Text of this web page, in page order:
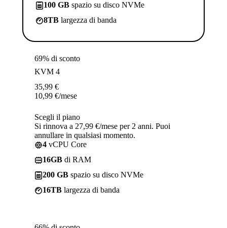
100 GB spazio su disco NVMe
8TB largezza di banda
69% di sconto
KVM 4
35,99 €
10,99 €/mese
Scegli il piano
Si rinnova a 27,99 €/mese per 2 anni. Puoi
annullare in qualsiasi momento.
4 vCPU Core
16GB di RAM
200 GB spazio su disco NVMe
16TB largezza di banda